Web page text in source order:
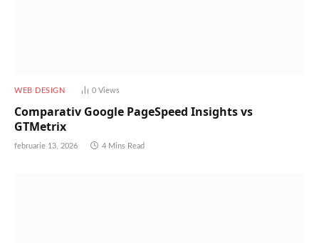
WEB DESIGN 0 Views
Comparativ Google PageSpeed Insights vs
GTMetrix
februarie 13, 2026 4 Mins Read